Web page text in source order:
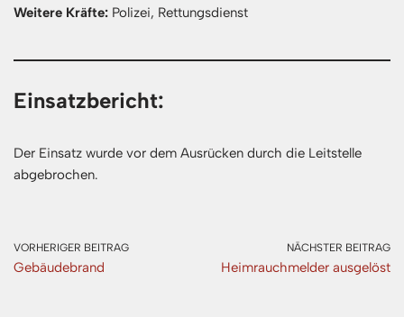
Weitere Kräfte: Polizei, Rettungsdienst
Einsatzbericht:
Der Einsatz wurde vor dem Ausrücken durch die Leitstelle
abgebrochen.
VORHERIGER BEITRAG
Gebäudebrand
NÄCHSTER BEITRAG
Heimrauchmelder ausgelöst